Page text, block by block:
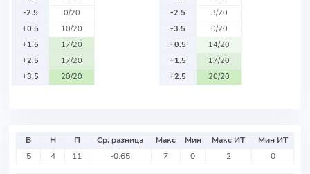
-2.5
0/20
+0.5
10/20
+1.5
17/20
+2.5
17/20
+3.5
20/20
-2.5
3/20
-3.5
0/20
+0.5
14/20
+1.5
17/20
+2.5
20/20
В Н П Ср. разница Макс Мин Макс ИТ
Мин ИТ
5
4 11 -0.65 7 0 2 0